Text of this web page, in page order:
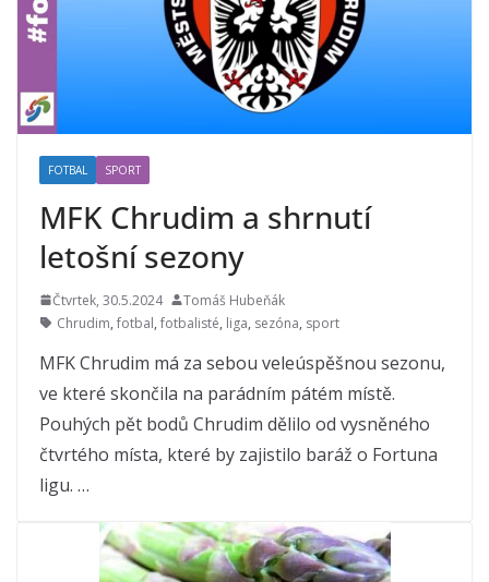
FOTBAL SPORT
MFK Chrudim a shrnutí
letošní sezony
Čtvrtek, 30.5.2024
Tomáš Hubeňák
Chrudim, fotbal, fotbalisté, liga, sezóna, sport
MFK Chrudim má za sebou veleúspěšnou sezonu,
ve které skončila na parádním pátém místě.
Pouhých pět bodů Chrudim dělilo od vysněného
čtvrtého místa, které by zajistilo baráž o Fortuna
ligu. …